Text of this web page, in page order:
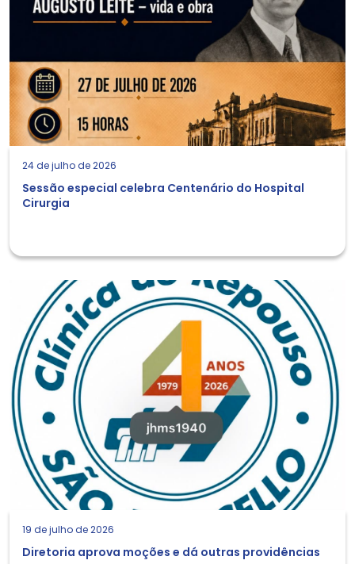
24 de julho de 2026
Sessão especial celebra Centenário do Hospital
Cirurgia
19 de julho de 2026
Diretoria aprova moções e dá outras providências